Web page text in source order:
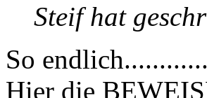
Steif hat
So
Hier die